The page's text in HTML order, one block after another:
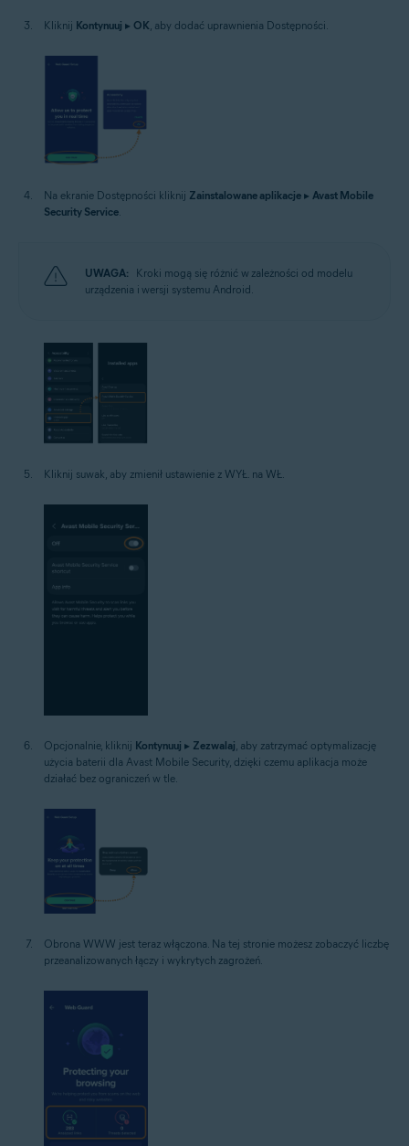
Kliknij Kontynuuj ▸ OK, aby dodać uprawnienia Dostępności.
Na ekranie Dostępności kliknij Zainstalowane aplikacje ▸ Avast Mobile
Security Service.
UWAGA:
Kroki mogą się różnić w zależności od modelu
urządzenia i wersji systemu Android.
Kliknij suwak, aby zmienił ustawienie z WYŁ. na WŁ.
Opcjonalnie, kliknij Kontynuuj ▸ Zezwalaj, aby zatrzymać optymalizację
użycia baterii dla Avast Mobile Security, dzięki czemu aplikacja może
działać bez ograniczeń w tle.
Obrona WWW jest teraz włączona. Na tej stronie możesz zobaczyć liczbę
przeanalizowanych łączy i wykrytych zagrożeń.